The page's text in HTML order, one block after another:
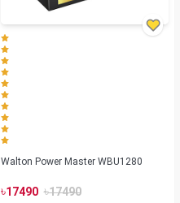
Walton Power Master WBU1280
৳17490 ৳17490